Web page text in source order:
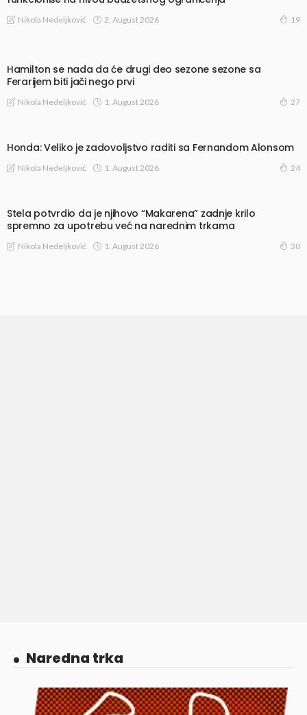
Nikola Nedeljković 2, August 2026 19
Hamilton se nada da će drugi deo sezone sezone sa
Ferarijem biti jači nego prvi
Nikola Nedeljković 1, August 2026 27
Honda: Veliko je zadovoljstvo raditi sa Fernandom Alonsom
Nikola Nedeljković 1, August 2026 24
Stela potvrdio da je njihovo “Makarena” zadnje krilo
spremno za upotrebu već na narednim trkama
Nikola Nedeljković 1, August 2026 30
Naredna trka